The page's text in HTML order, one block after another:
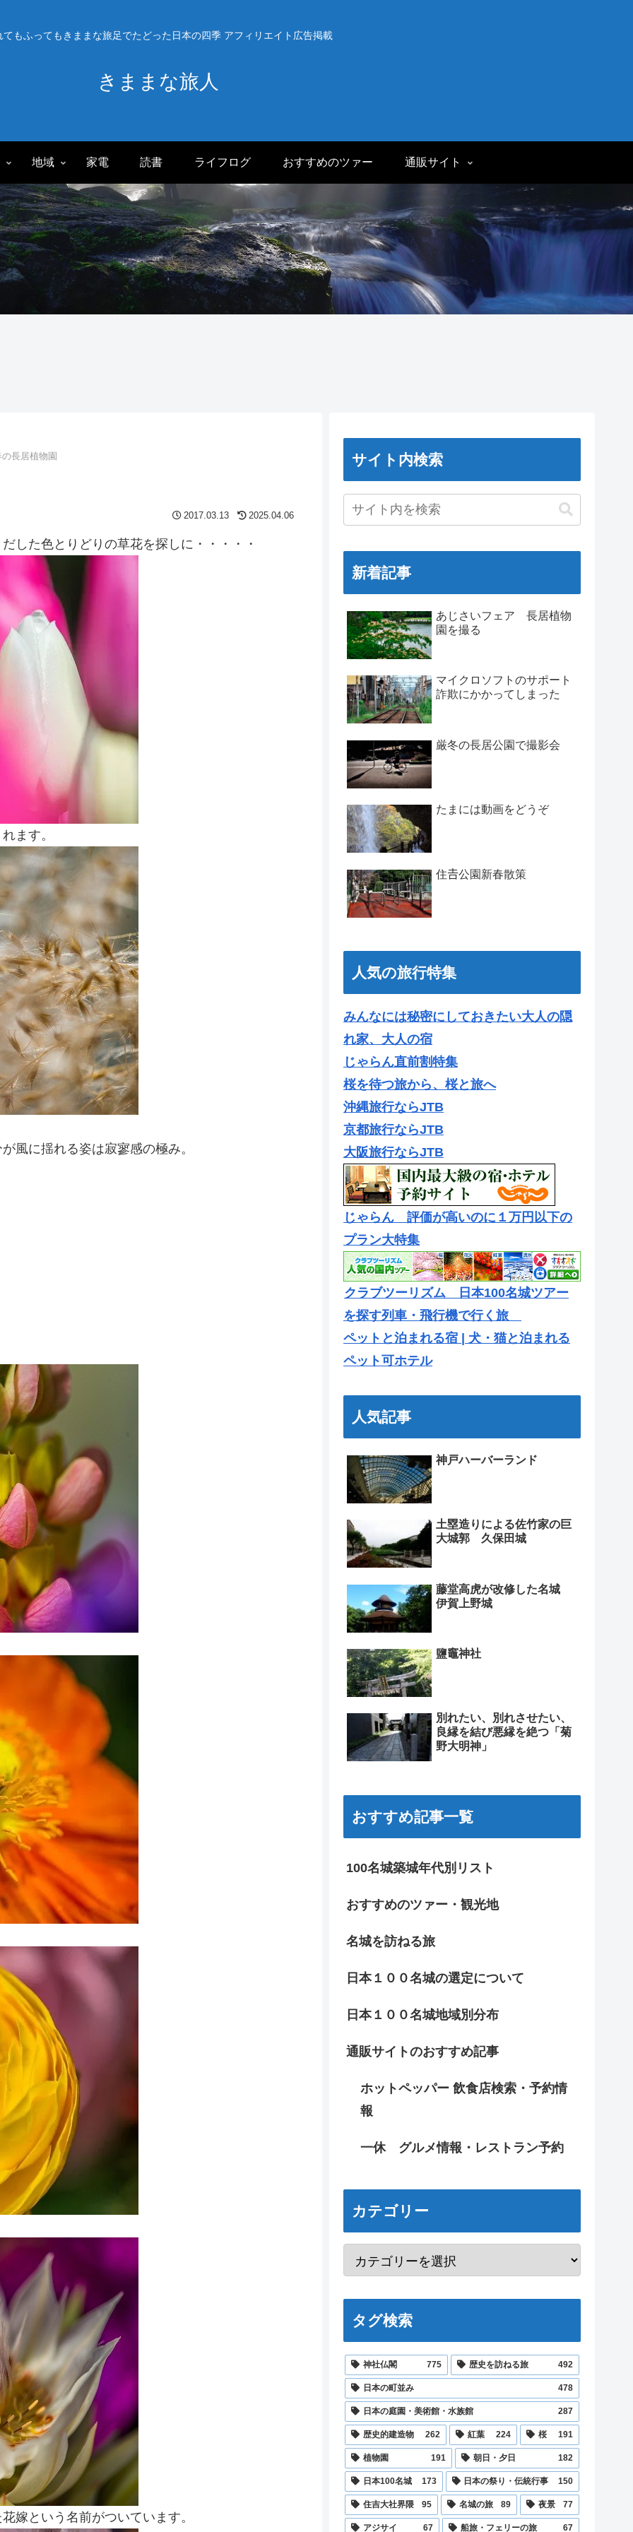
てもふってもきままな旅足でたどった日本の四季 アフィリエイト広告掲載
きままな旅人
地域 家電 読書 ライフログ おすすめのツァー 通販サイト
の長居植物園
2017.03.13 2025.04.06
した色とりどりの草花を探しに・・・・・
ます。
風に揺れる姿は寂寥感の極み。
嫁という名前がついています。
サイト内検索
新着記事
あじさいフェア 長居植物
園を撮る
マイクロソフトのサポート
詐欺にかかってしまった
厳冬の長居公園で撮影会
たまには動画をどうぞ
住𠮷公園新春散策
人気の旅行特集
みんなには秘密にしておきたい大人の隠
れ家、大人の宿
じゃらん直前割特集
桜を待つ旅から、桜と旅へ
沖縄旅行ならJTB
京都旅行ならJTB
大阪旅行ならJTB
じゃらん 評価が高いのに１万円以下の
プラン大特集
クラブツーリズム 日本100名城ツアー
を探す列車・飛行機で行く旅
ペットと泊まれる宿 | 犬・猫と泊まれる
ペット可ホテル
人気記事
神戸ハーバーランド
土塁造りによる佐竹家の巨
大城郭 久保田城
藤堂高虎が改修した名城
伊賀上野城
鹽竈神社
別れたい、別れさせたい、
良縁を結び悪縁を絶つ「菊
野大明神」
おすすめ記事一覧
100名城築城年代別リスト
おすすめのツァー・観光地
名城を訪ねる旅
日本１００名城の選定について
日本１００名城地域別分布
通販サイトのおすすめ記事
ホットペッパー 飲食店検索・予約情
報
一休 グルメ情報・レストラン予約
カテゴリー
タグ検索
神社仏閣 775 歴史を訪ねる旅 492
日本の町並み 478
日本の庭園・美術館・水族館 287
歴史的建造物 262 紅葉 224 桜 191
植物園 191 朝日・夕日 182
日本100名城 173 日本の祭り・伝統行事 150
住吉大社界隈 95 名城の旅 89 夜景 77
アジサイ 67 船旅・フェリーの旅 67